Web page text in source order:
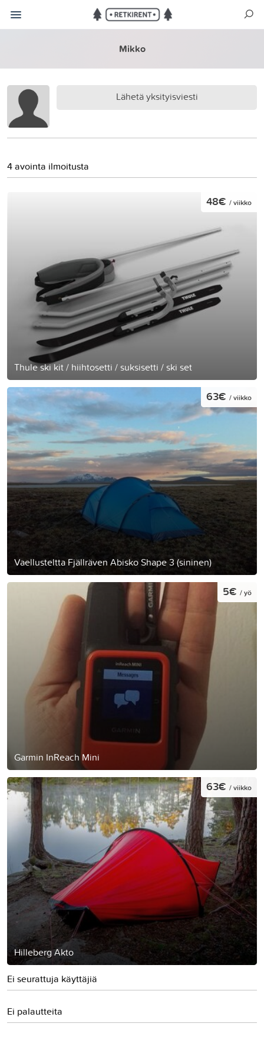
Mikko
Lähetä yksityisviesti
4 avointa ilmoitusta
Thule ski kit / hiihtosetti / suksisetti / ski set
48€ / viikko
Vaellusteltta Fjällräven Abisko Shape 3 (sininen)
63€ / viikko
Garmin InReach Mini
5€ / yö
Hilleberg Akto
63€ / viikko
Ei seurattuja käyttäjiä
Ei palautteita